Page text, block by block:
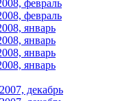
февраль
февраль
январь
январь
январь
январь
декабрь